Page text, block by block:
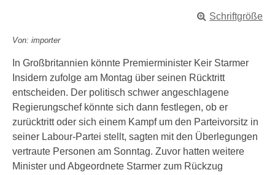
Schriftgröße
Von: importer
In Großbritannien könnte Premierminister Keir Starmer
Insidern zufolge am Montag über seinen Rücktritt
entscheiden. Der politisch schwer angeschlagene
Regierungschef könnte sich dann festlegen, ob er
zurücktritt oder sich einem Kampf um den Parteivorsitz in
seiner Labour-Partei stellt, sagten mit den Überlegungen
vertraute Personen am Sonntag. Zuvor hatten weitere
Minister und Abgeordnete Starmer zum Rückzug